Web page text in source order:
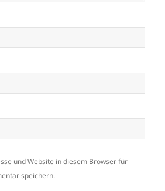
und Website in diesem Browser für
speichern.